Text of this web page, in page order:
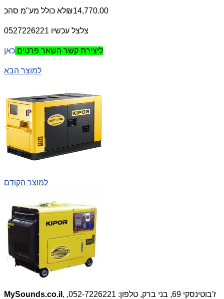
לא כולל מע"מ₪14,770.00
ליצירת קשר השאר פרטים
למוצר הבא
למוצר הקודם
MySounds.co.il , ז'בוטינסקי 69, בני ברק, טלפון: 052-7226221,